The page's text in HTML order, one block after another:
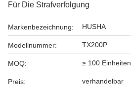
Für Die Strafverfolgung
Markenbezeichnung: HUSHA
Modellnummer: TX200P
MOQ: ≥ 100 Einheiten
Preis: verhandelbar